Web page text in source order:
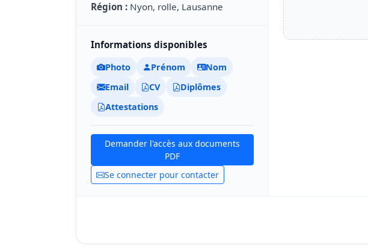
Région : Nyon, rolle, Lausanne
Informations disponibles
Photo Prénom
Nom
Email
CV
Diplômes
Attestations
Demander l'accès aux documents
PDF
Se connecter pour contacter